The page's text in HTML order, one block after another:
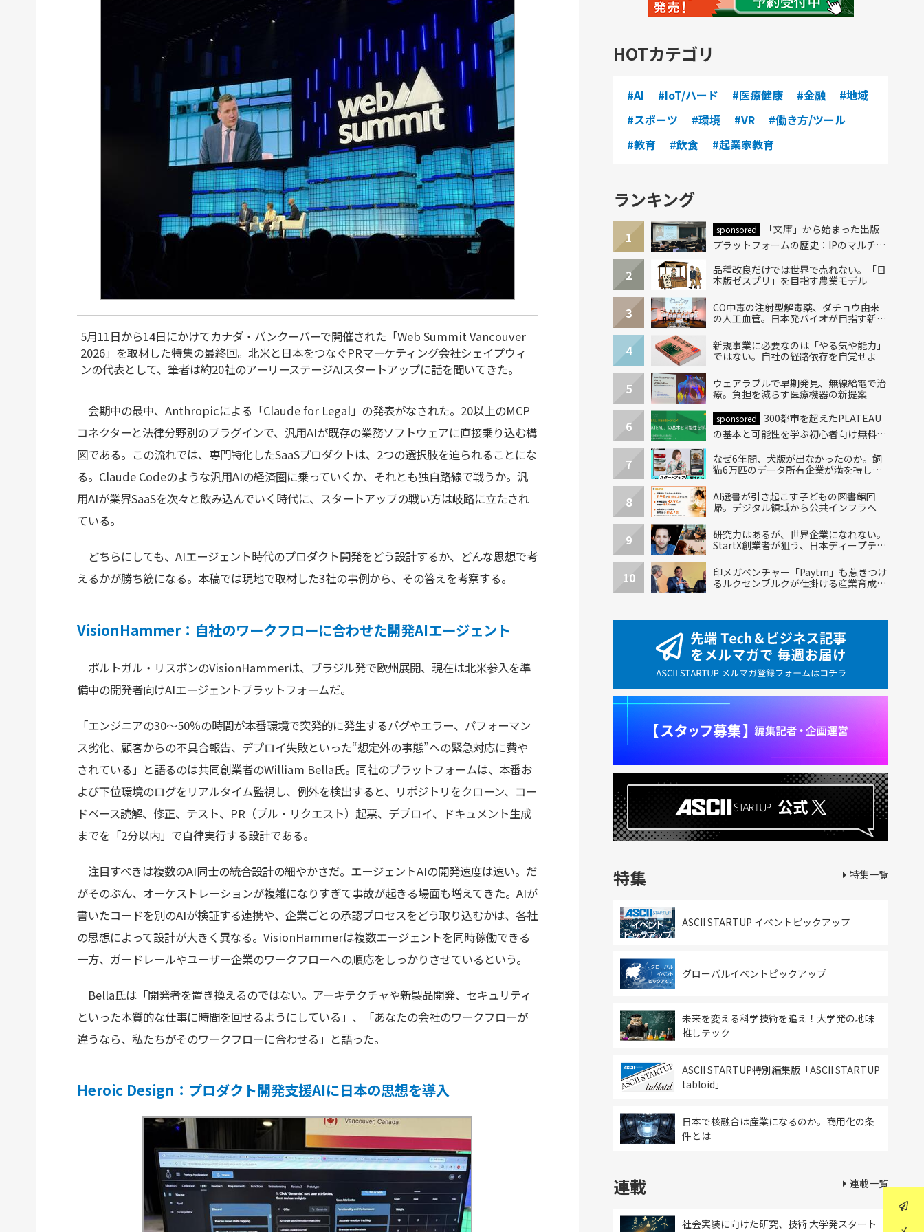
5月11日から14日にかけてカナダ・バンクーバーで開催された「Web Summit Vancouver
2026」を取材した特集の最終回。北米と日本をつなぐPRマーケティング会社シェイプウィ
ンの代表として、筆者は約20社のアーリーステージAIスタートアップに話を聞いてきた。
会期中の最中、Anthropicによる「Claude for Legal」の発表がなされた。20以上のMCP
コネクターと法律分野別のプラグインで、汎用AIが既存の業務ソフトウェアに直接乗り込む構
図である。この流れでは、専門特化したSaaSプロダクトは、2つの選択肢を迫られることにな
る。Claude Codeのような汎用AIの経済圏に乗っていくか、それとも独自路線で戦うか。汎
用AIが業界SaaSを次々と飲み込んでいく時代に、スタートアップの戦い方は岐路に立たされ
ている。
どちらにしても、AIエージェント時代のプロダクト開発をどう設計するか、どんな思想で考
えるかが勝ち筋になる。本稿では現地で取材した3社の事例から、その答えを考察する。
VisionHammer：自社のワークフローに合わせた開発AIエージェント
ポルトガル・リスボンのVisionHammerは、ブラジル発で欧州展開、現在は北米参入を準
備中の開発者向けAIエージェントプラットフォームだ。
「エンジニアの30〜50％の時間が本番環境で突発的に発生するバグやエラー、パフォーマン
ス劣化、顧客からの不具合報告、デプロイ失敗といった“想定外の事態”への緊急対応に費や
されている」と語るのは共同創業者のWilliam Bella氏。同社のプラットフォームは、本番お
よび下位環境のログをリアルタイム監視し、例外を検出すると、リポジトリをクローン、コー
ドベース読解、修正、テスト、PR（プル・リクエスト）起票、デプロイ、ドキュメント生成
までを「2分以内」で自律実行する設計である。
注目すべきは複数のAI同士の統合設計の細やかさだ。エージェントAIの開発速度は速い。だ
がそのぶん、オーケストレーションが複雑になりすぎて事故が起きる場面も増えてきた。AIが
書いたコードを別のAIが検証する連携や、企業ごとの承認プロセスをどう取り込むかは、各社
の思想によって設計が大きく異なる。VisionHammerは複数エージェントを同時稼働できる
一方、ガードレールやユーザー企業のワークフローへの順応をしっかりさせているという。
Bella氏は「開発者を置き換えるのではない。アーキテクチャや新製品開発、セキュリティ
といった本質的な仕事に時間を回せるようにしている」、「あなたの会社のワークフローが
違うなら、私たちがそのワークフローに合わせる」と語った。
Heroic Design：プロダクト開発支援AIに日本の思想を導入
HOTカテゴリ
#AI #IoT/ハード #医療健康 #金融
#地域
#スポーツ
#環境 #VR
#働き方/ツール
#教育
#飲食 #起業家教育
ランキング
1 sponsored
「文庫」から始まった出版
プラットフォームの歴史：IPのマルチレ
2
品種改良だけでは世界で売れない。「日
本版ゼスプリ」を目指す農業モデル
3
CO中毒の注射型解毒薬、ダチョウ由来
の人工血管。日本発バイオが目指す新し
4
新規事業に必要なのは「やる気や能力」
ではない。自社の経路依存を自覚せよ
5
ウェアラブルで早期発見、無線給電で治
療。負担を減らす医療機器の新提案
6 sponsored
300都市を超えたPLATEAU
の基本と可能性を学ぶ初心者向け無料ハ
7
なぜ6年間、犬版が出なかったのか。飼
猫6万匹のデータ所有企業が満を持して
8
AI選書が引き起こす子どもの図書館回
帰。デジタル領域から公共インフラへ
9
研究力はあるが、世界企業になれない。
StartX創業者が狙う、日本ディープテッ
10
印メガベンチャー「Paytm」も惹きつけ
るルクセンブルクが仕掛ける産業育成エ
特集
ASCII STARTUP イベントピックアップ
グローバルイベントピックアップ
未来を変える科学技術を追え！大学発の地味
推しテック
ASCII STARTUP特別編集版「ASCII STARTUP
tabloid」
日本で核融合は産業になるのか。商用化の条
件とは
特集一覧
連載
社会実装に向けた研究、技術 大学発スタート
連載一覧